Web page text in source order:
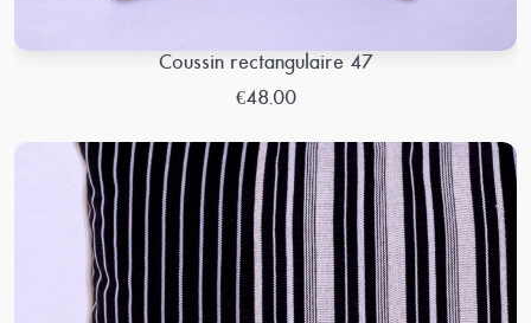
Coussin rectangulaire 47
€48.00